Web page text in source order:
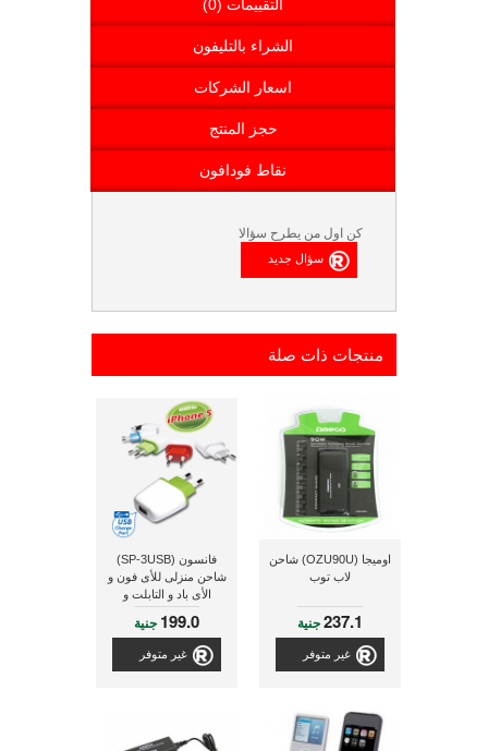
التقييمات (0)
الشراء بالتليفون
اسعار الشركات
حجز المنتج
نقاط فودافون
كن اول من يطرح سؤالا
منتجات ذات صلة
اوميجا (OZU90U) شاحن
لاب توب
237.1جنية
غير متوفر
فانسون (SP-3USB)
شاحن منزلى للأى فون و
الأى باد و التابلت و
التليفونات الذكية
المحمولة
199.0 جنية
غير متوفر